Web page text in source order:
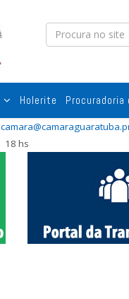
Holerite Procuradoria
18 hs